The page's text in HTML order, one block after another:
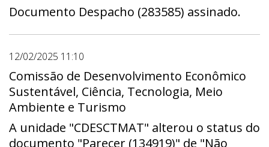
Documento Despacho (283585) assinado.
12/02/2025 11:10
Comissão de Desenvolvimento Econômico
Sustentável, Ciência, Tecnologia, Meio
Ambiente e Turismo
A unidade "CDESCTMAT" alterou o status do
documento "Parecer (134919)" de "Não